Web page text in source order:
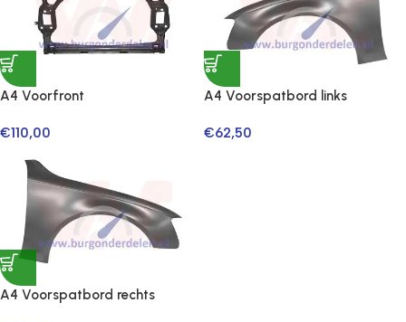
A4 Voorfront
€110,00
A4 Voorspatbord links
€62,50
A4 Voorspatbord rechts